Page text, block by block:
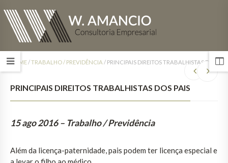
HOME/TRABALHO / PREVIDÊNCIA / PRINCIPAIS DIREITOS TRABALHISTAS DOS
PRINCIPAIS DIREITOS TRABALHISTAS DOS PAIS
15 ago 2016 – Trabalho / Previdência
Além da licença-paternidade, pais podem ter licença especial e